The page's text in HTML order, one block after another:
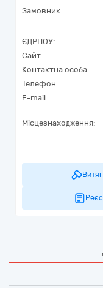
Замовник:
ЄДРПОУ:
Сайт:
Контактна особа:
Телефон:
E-mail:
Місцезнаходження: